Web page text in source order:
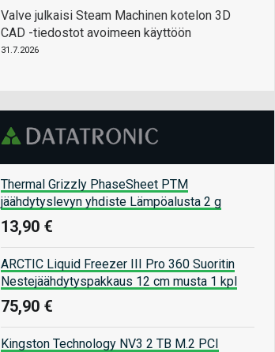
Valve julkaisi Steam Machinen kotelon 3D
CAD -tiedostot avoimeen käyttöön
31.7.2026
Thermal Grizzly PhaseSheet PTM
jäähdytyslevyn yhdiste Lämpöalusta 2 g
13,90 €
ARCTIC Liquid Freezer III Pro 360 Suoritin
Nestejäähdytyspakkaus 12 cm musta 1 kpl
75,90 €
Kingston Technology NV3 2 TB M.2 PCI